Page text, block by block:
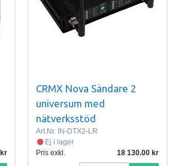
CRMX Nova Sändare 2
universum med
nätverksstöd
Art.Nr. IN-DTX2-LR
Ej i lager
Pris exkl.
18 130.00